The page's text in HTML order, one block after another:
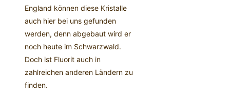
England können diese Kristalle
auch hier bei uns gefunden
werden, denn abgebaut wird er
noch heute im Schwarzwald.
Doch ist Fluorit auch in
zahlreichen anderen Ländern zu
finden.